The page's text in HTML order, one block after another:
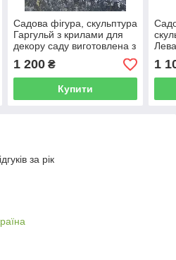
Садова фігура, скульптура
Гаргульй з крилами для
декору саду виготовлена ​​з
цементу, ручної роботи 28
см
1 200₴
Купити
см
1
за рік